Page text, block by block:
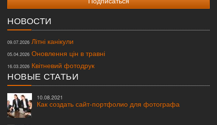
НОВОСТИ
09.07.2026 Літні канікули
05.04.2026 Оновлення цін в травні
16.03.2026 Квітневий фотодрук
НОВЫЕ СТАТЬИ
10.08.2021
Как создать сайт-портфолио для фотографа